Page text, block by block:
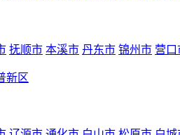
抚顺市 本溪市 丹东市 锦州市 营口
新区